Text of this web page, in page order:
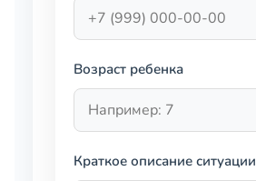
Возраст ребенка
Краткое описание ситуации